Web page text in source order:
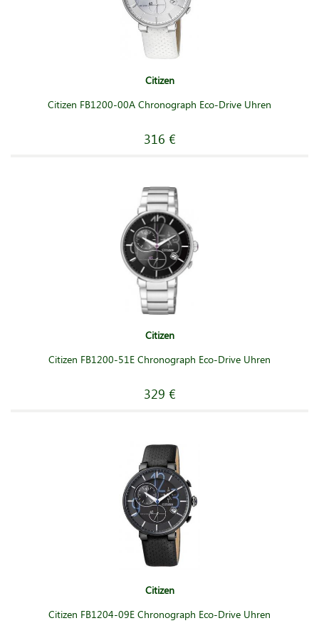
Citizen
Citizen FB1200-00A Chronograph Eco-Drive Uhren
316 €
Citizen
Citizen FB1200-51E Chronograph Eco-Drive Uhren
329 €
Citizen
Citizen FB1204-09E Chronograph Eco-Drive Uhren